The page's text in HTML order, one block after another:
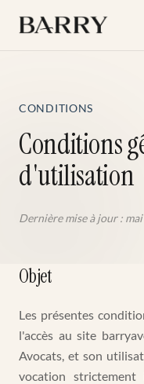
CONDITIONS
Conditions
d'utilisation
Dernière mise à jour :
Objet
Les présentes
l'accès au site
Avocats, et son
vocation